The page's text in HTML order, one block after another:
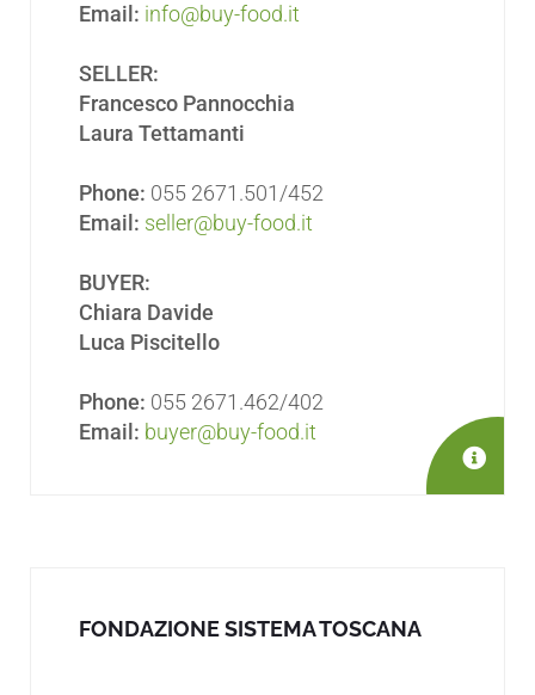
Email: info@buy-food.it
SELLER:
Francesco Pannocchia
Laura Tettamanti
Phone: 055 2671.501/452
Email: seller@buy-food.it
BUYER:
Chiara Davide
Luca Piscitello
Phone: 055 2671.462/402
Email: buyer@buy-food.it
FONDAZIONE SISTEMA TOSCANA